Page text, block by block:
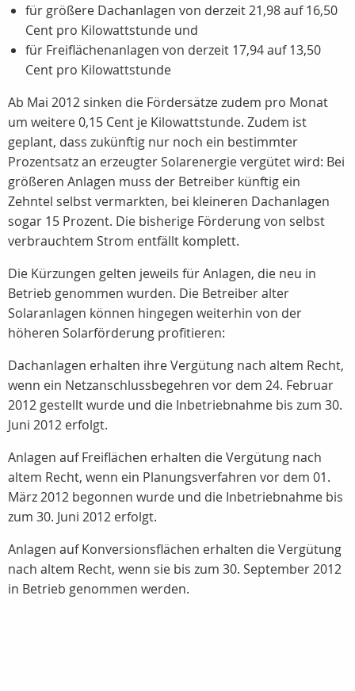
für größere Dachanlagen von derzeit 21,98 auf 16,50
Cent pro Kilowattstunde und
für Freiflächenanlagen von derzeit 17,94 auf 13,50
Cent pro Kilowattstunde
Ab Mai 2012 sinken die Fördersätze zudem pro Monat
um weitere 0,15 Cent je Kilowattstunde. Zudem ist
geplant, dass zukünftig nur noch ein bestimmter
Prozentsatz an erzeugter Solarenergie vergütet wird: Bei
größeren Anlagen muss der Betreiber künftig ein
Zehntel selbst vermarkten, bei kleineren Dachanlagen
sogar 15 Prozent. Die bisherige Förderung von selbst
verbrauchtem Strom entfällt komplett.
Die Kürzungen gelten jeweils für Anlagen, die neu in
Betrieb genommen wurden. Die Betreiber alter
Solaranlagen können hingegen weiterhin von der
höheren Solarförderung profitieren:
Dachanlagen erhalten ihre Vergütung nach altem Recht,
wenn ein Netzanschlussbegehren vor dem 24. Februar
2012 gestellt wurde und die Inbetriebnahme bis zum 30.
Juni 2012 erfolgt.
Anlagen auf Freiflächen erhalten die Vergütung nach
altem Recht, wenn ein Planungsverfahren vor dem 01.
März 2012 begonnen wurde und die Inbetriebnahme bis
zum 30. Juni 2012 erfolgt.
Anlagen auf Konversionsflächen erhalten die Vergütung
nach altem Recht, wenn sie bis zum 30. September 2012
in Betrieb genommen werden.